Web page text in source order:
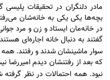
مادر دلنگران در تحقیقات
بچه‌ها یکی یکی به خانه‌شان
در خانه‌‌مان ایستاد و زن و مرد
گفتند به دنبال خانه اجاره‌ای
سوار ماشینشان شدند و رفتند.
که بعد از رفتنشان دیدم
نبود.همه احتمالات در نظر